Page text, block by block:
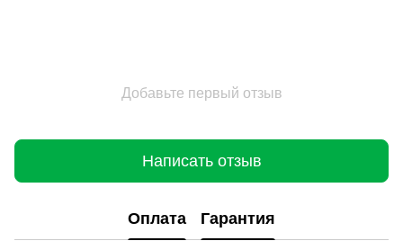
Добавьте первый отзыв
Написать отзыв
Оплата Гарантия